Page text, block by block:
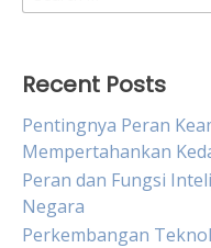
for:
Recent Posts
Pentingnya Peran
Mempertahankan
Peran dan Fungsi
Negara
Perkembangan